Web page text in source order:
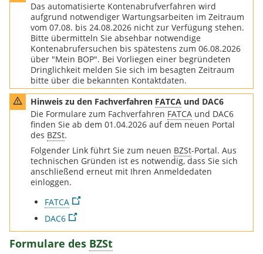
Das automatisierte Kontenabrufverfahren wird
aufgrund notwendiger Wartungsarbeiten im Zeitraum
vom 07.08. bis 24.08.2026 nicht zur Verfügung stehen.
Bitte übermitteln Sie absehbar notwendige
Kontenabrufersuchen bis spätestens zum 06.08.2026
über "Mein BOP". Bei Vorliegen einer begründeten
Dringlichkeit melden Sie sich im besagten Zeitraum
bitte über die bekannten Kontaktdaten.
Hinweis zu den Fachverfahren FATCA und DAC6
Die Formulare zum Fachverfahren FATCA und DAC6
finden Sie ab dem 01.04.2026 auf dem neuen Portal
des BZSt.
Folgender Link führt Sie zum neuen BZSt-Portal. Aus
technischen Gründen ist es notwendig, dass Sie sich
anschließend erneut mit Ihren Anmeldedaten
einloggen.
FATCA
DAC6
FachverfahrenFATCAund DAC6 - Grafik Warndreieck
Formulare des BZSt